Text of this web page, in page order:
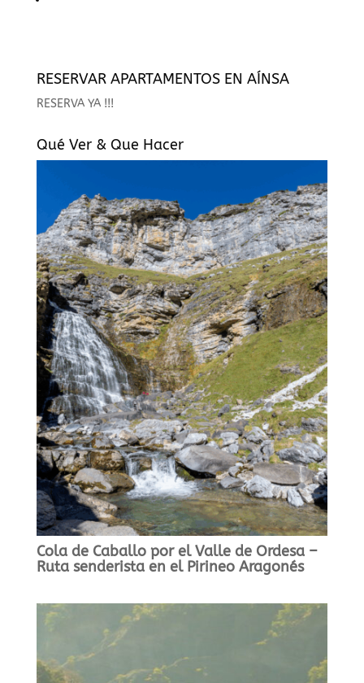
RESERVAR APARTAMENTOS EN AÍNSA
RESERVA YA !!!
Qué Ver & Que Hacer
Cola de Caballo por el Valle de Ordesa –
Ruta senderista en el Pirineo Aragonés